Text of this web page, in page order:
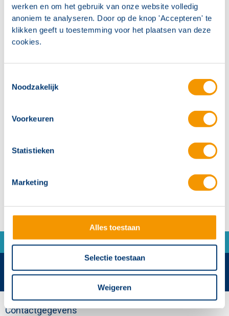
werken en om het gebruik van onze website volledig
anoniem te analyseren. Door op de knop 'Accepteren' te
klikken geeft u toestemming voor het plaatsen van deze
cookies.
Noodzakelijk
Voorkeuren
Statistieken
Marketing
Alles toestaan
Selectie toestaan
Weigeren
Ontdek de kracht van de Penta 6000 brandmeldcentrale met
aan!
Contactgegevens